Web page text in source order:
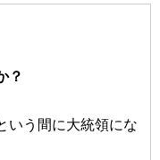
？
いう間に大統領にな